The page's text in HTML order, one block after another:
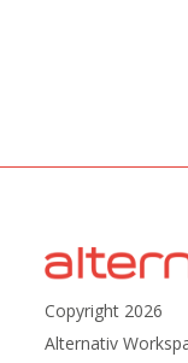
Copyright 2026
Alternativ